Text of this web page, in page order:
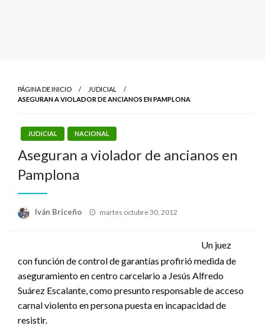
PÁGINA DE INICIO
JUDICIAL
ASEGURAN A VIOLADOR DE ANCIANOS EN PAMPLONA
JUDICIAL NACIONAL
Aseguran a violador de ancianos en
Pamplona
Iván Briceño
Publicado
martes octubre 30, 2012
Un juez
con función de control de garantías profirió medida de
aseguramiento en centro carcelario a Jesús Alfredo
Suárez Escalante, como presunto responsable de acceso
carnal violento en persona puesta en incapacidad de
resistir.